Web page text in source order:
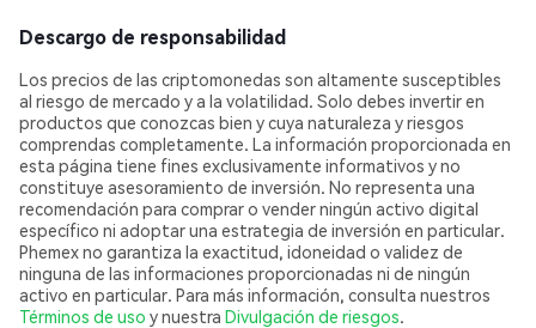
Descargo de responsabilidad
Los precios de las criptomonedas son altamente susceptibles
al riesgo de mercado y a la volatilidad. Solo debes invertir en
productos que conozcas bien y cuya naturaleza y riesgos
comprendas completamente. La información proporcionada en
esta página tiene fines exclusivamente informativos y no
constituye asesoramiento de inversión. No representa una
recomendación para comprar o vender ningún activo digital
específico ni adoptar una estrategia de inversión en particular.
Phemex no garantiza la exactitud, idoneidad o validez de
ninguna de las informaciones proporcionadas ni de ningún
activo en particular. Para más información, consulta nuestros
Términos de uso y nuestra Divulgación de riesgos.